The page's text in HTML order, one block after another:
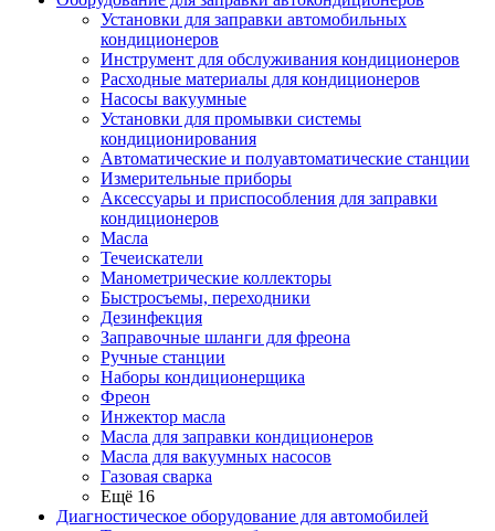
Установки для заправки автомобильных
кондиционеров
Инструмент для обслуживания кондиционеров
Расходные материалы для кондиционеров
Насосы вакуумные
Установки для промывки системы
кондиционирования
Автоматические и полуавтоматические станции
Измерительные приборы
Аксессуары и приспособления для заправки
кондиционеров
Масла
Течеискатели
Манометрические коллекторы
Быстросъемы, переходники
Дезинфекция
Заправочные шланги для фреона
Ручные станции
Наборы кондиционерщика
Фреон
Инжектор масла
Масла для заправки кондиционеров
Масла для вакуумных насосов
Газовая сварка
Ещё 16
Диагностическое оборудование для автомобилей